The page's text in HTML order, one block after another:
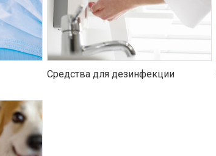
Средства для дезинфекции